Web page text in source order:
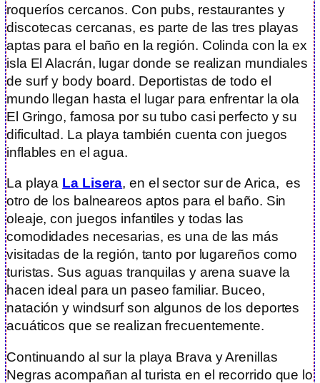
roqueríos cercanos. Con pubs, restaurantes y
discotecas cercanas, es parte de las tres playas
aptas para el baño en la región. Colinda con la ex
isla El Alacrán, lugar donde se realizan mundiales
de surf y body board. Deportistas de todo el
mundo llegan hasta el lugar para enfrentar la ola
El Gringo, famosa por su tubo casi perfecto y su
dificultad. La playa también cuenta con juegos
inflables en el agua.
La playa La Lisera, en el sector sur de Arica, es
otro de los balneareos aptos para el baño. Sin
oleaje, con juegos infantiles y todas las
comodidades necesarias, es una de las más
visitadas de la región, tanto por lugareños como
turistas. Sus aguas tranquilas y arena suave la
hacen ideal para un paseo familiar. Buceo,
natación y windsurf son algunos de los deportes
acuáticos que se realizan frecuentemente.
Continuando al sur la playa Brava y Arenillas
Negras acompañan al turista en el recorrido que lo